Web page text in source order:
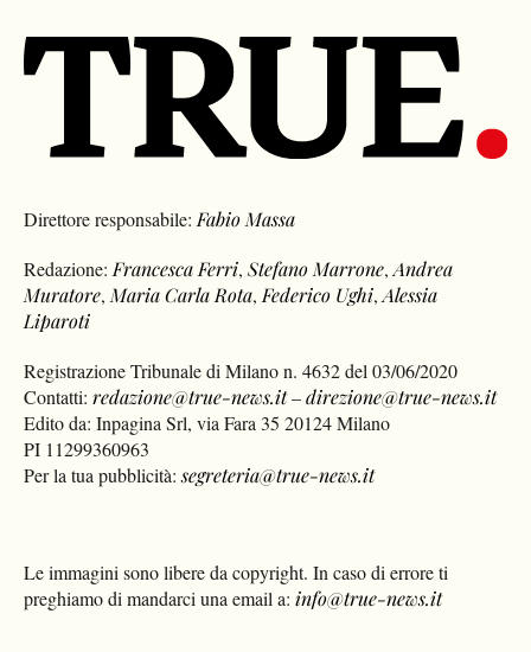
Direttore responsabile: Fabio Massa
Redazione: Francesca Ferri,Stefano Marrone,Andrea
Muratore, Maria Carla Rota, Federico Ughi,Alessia
Liparoti
Registrazione Tribunale di Milano n. 4632 del 03/06/2020
Contatti:redazione@true-news.it–direzione@true-news.it
Edito da: Inpagina Srl, via Fara 35 20124 Milano
PI 11299360963
Per la tua pubblicità:segreteria@true-news.it
Le immagini sono libere da copyright. In caso di errore ti
preghiamo di mandarci una email a: info@true-news.it